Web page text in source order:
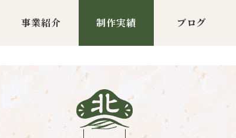
事業紹介 制作実績 ブログ